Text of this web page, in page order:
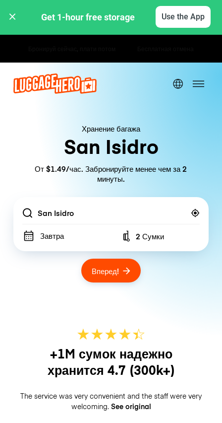
Get 1-hour free storage Use the App
Хранение багажа
San Isidro
От $1.49/час. Забронируйте менее чем за 2
минуты.
Location
Завтра Number of bags
2 Сумки
Вперед!
★★★★☆
★
+1M сумок надежно
хранится 4.7 (300k+)
The service was very convenient and the staff were very
welcoming. See original